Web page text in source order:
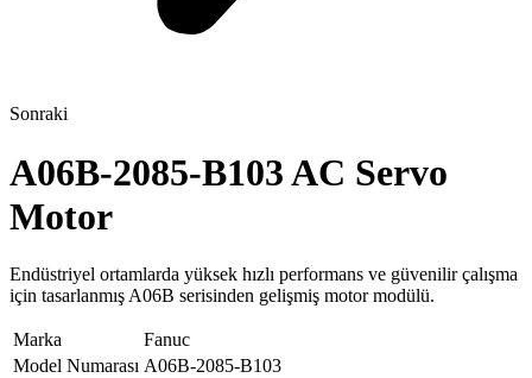
Sonraki
A06B-2085-B103 AC Servo
Motor
Endüstriyel ortamlarda yüksek hızlı performans ve güvenilir çalışma
için tasarlanmış A06B serisinden gelişmiş motor modülü.
Marka
Fanuc
Model Numarası A06B-2085-B103